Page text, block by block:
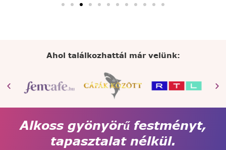
Ahol találkozhattál már velünk:
Alkoss gyönyörű festményt,
tapasztalat nélkül.